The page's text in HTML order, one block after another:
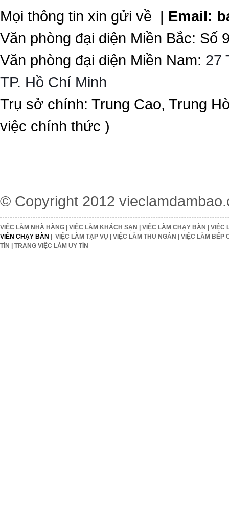
Mọi thông tin xin gửi về | Email:
Văn phòng đại diện Miền Bắc:
Văn phòng đại diện Miền Nam: 27
TP. Hồ Chí Minh
Trụ sở chính: Trung Cao, Trung
việc chính thức )
© Copyright 2012
VIỆC LÀM NHÀ HÀNG | VIỆC LÀM KHÁCH SẠN | VIỆC LÀM CHẠY BÀN | VIỆC
VIÊN CHẠY BÀN | VIỆC LÀM TẠP VỤ | VIỆC LÀM THU NGÂN | VIỆC LÀM BẾP
TÍN | TRANG VIỆC LÀM UY TÍN